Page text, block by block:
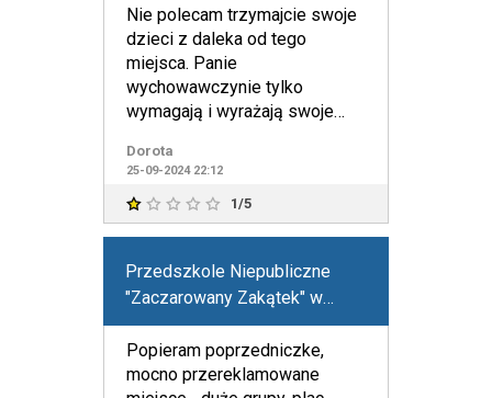
Nie polecam trzymajcie swoje
dzieci z daleka od tego
miejsca. Panie
wychowawczynie tylko
wymagają i wyrażają swoje
niegrzeczne
Dorota
25-09-2024 22:12
1/5
Przedszkole Niepubliczne
"Zaczarowany Zakątek" w
Bydgoszczy
Popieram poprzedniczke,
mocno przereklamowane